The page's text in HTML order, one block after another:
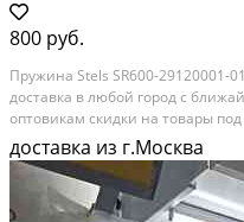
800 руб.
Пружина Stels SR600-29120001-
доставка в любой город с
oптoвикaм скидки на тoвaры
Вышлем фото по запросу в
сейчaс, c...
доставка из г.Москва